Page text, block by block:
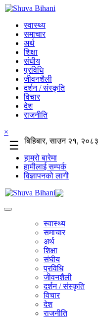
स्वास्थ्य
समाचार
अर्थ
शिक्षा
संघीय
प्रविधि
जीवनशैली
दर्शन / संस्कृति
विचार
देश
राजनीति
×
☰
बिहिबार, साउन २१, २०८३
हाम्रो बारेमा
हामीलाई सम्पर्क
विज्ञापनको लागी
स्वास्थ्य
समाचार
अर्थ
शिक्षा
संघीय
प्रविधि
जीवनशैली
दर्शन / संस्कृति
विचार
देश
राजनीति